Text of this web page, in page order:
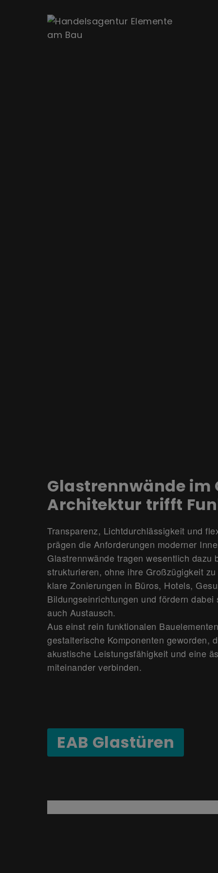
Glastrennwände im
Architektur trifft
Transparenz, Lichtdurchlässigkeit und
prägen die Anforderungen moderner
Glastrennwände tragen wesentlich dazu
strukturieren, ohne ihre Großzügigkeit
klare Zonierungen in Büros, Hotels,
Bildungseinrichtungen und fördern dabei
auch Austausch.
Aus einst rein funktionalen
gestalterische Komponenten geworden,
akustische Leistungsfähigkeit und eine
miteinander verbinden.
EAB Glastüren